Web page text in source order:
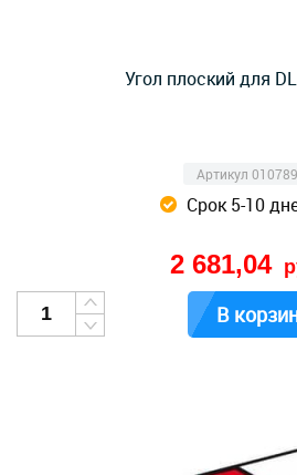
Угол плоский для
Артикул 010789
Срок 5-10
2 681,04
В